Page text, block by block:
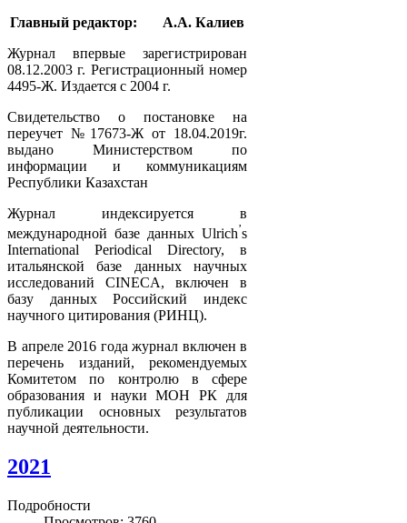
Главный редактор: А.А. Калиев
Журнал впервые зарегистрирован
08.12.2003 г. Регистрационный номер
4495-Ж. Издается с 2004 г.
Свидетельство о постановке на
переучет №17673-Ж от 18.04.2019г.
выдано Министерством по
информации и коммуникациям
Республики Казахстан
Журнал индексируется в
международной базе данных Ulrich’s
International Periodical Directory, в
итальянской базе данных научных
исследований CINECA, включен в
базу данных Российский индекс
научного цитирования (РИНЦ).
В апреле 2016 года журнал включен в
перечень изданий, рекомендуемых
Комитетом по контролю в сфере
образования и науки МОН РК для
публикации основных результатов
научной деятельности.
2021
Подробности